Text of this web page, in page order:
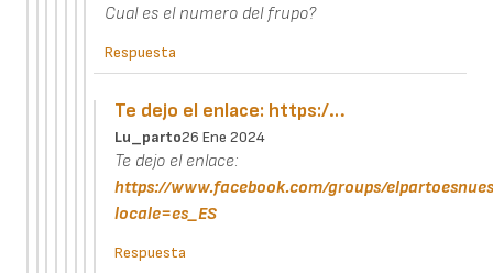
Cual es el numero del frupo?
Respuesta
Te dejo el enlace: https:/…
Lu_parto26 Ene 2024
Te dejo el enlace:
https://www.facebook.com/groups/
locale=es_ES
Respuesta